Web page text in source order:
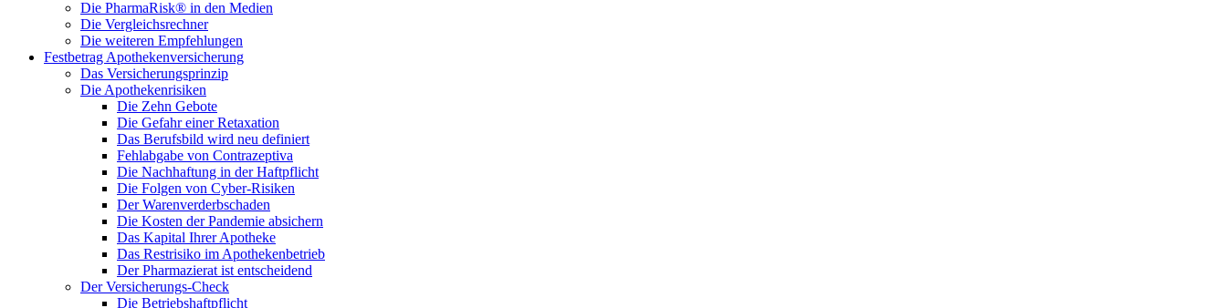
Die PharmaRisk® in den Medien
Die Vergleichsrechner
Die weiteren Empfehlungen
Festbetrag Apothekenversicherung
Das Versicherungsprinzip
Die Apothekenrisiken
Die Zehn Gebote
Die Gefahr einer Retaxation
Das Berufsbild wird neu definiert
Fehlabgabe von Contrazeptiva
Die Nachhaftung in der Haftpflicht
Die Folgen von Cyber-Risiken
Der Warenverderbschaden
Die Kosten der Pandemie absichern
Das Kapital Ihrer Apotheke
Das Restrisiko im Apothekenbetrieb
Der Pharmazierat ist entscheidend
Der Versicherungs-Check
Die Betriebshaftpflicht